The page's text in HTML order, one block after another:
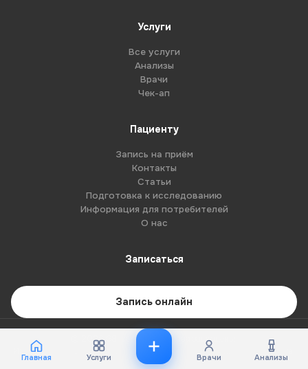
Услуги
Все услуги
Анализы
Врачи
Чек-ап
Пациенту
Запись на приём
Контакты
Статьи
Подготовка к исследованию
Информация для потребителей
О нас
Записаться
Запись онлайн
© 2026 G8-centre. Все права защищены.
Имеются противопоказания. Необходима консультация специалиста.
Главная Услуги Врачи Анализы